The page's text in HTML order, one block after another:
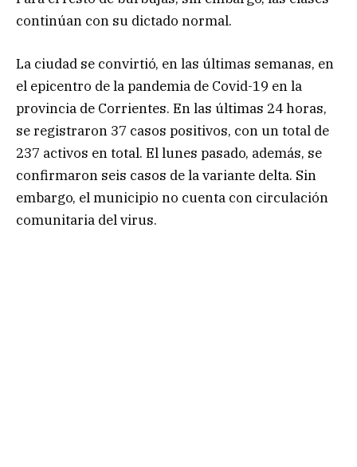
continúan con su dictado normal.
La ciudad se convirtió, en las últimas semanas, en
el epicentro de la pandemia de Covid-19 en la
provincia de Corrientes. En las últimas 24 horas,
se registraron 37 casos positivos, con un total de
237 activos en total. El lunes pasado, además, se
confirmaron seis casos de la variante delta. Sin
embargo, el municipio no cuenta con circulación
comunitaria del virus.